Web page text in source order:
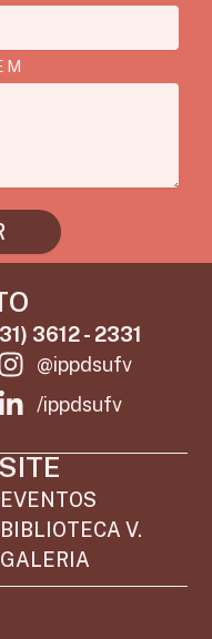
3612 - 2331
@ippdsufv
/ippdsufv
EVENTOS
BIBLIOTECA V.
GALERIA